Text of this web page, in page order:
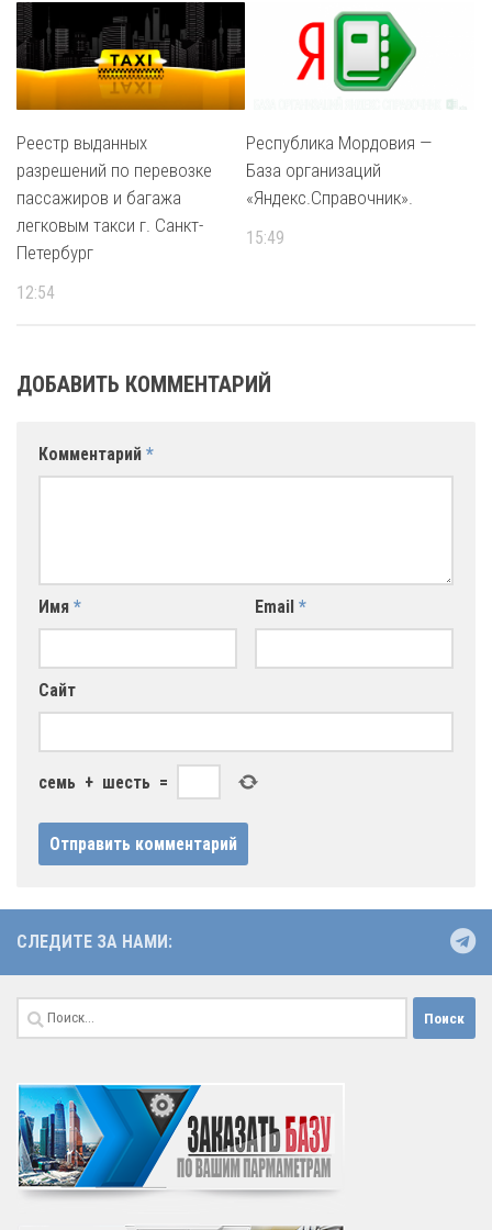
Реестр выданных
разрешений по перевозке
пассажиров и багажа
легковым такси г. Санкт-
Петербург
12:54
Республика Мордовия —
База организаций
«Яндекс.Справочник».
15:49
ДОБАВИТЬ КОММЕНТАРИЙ
Комментарий *
Имя * Email *
Сайт
семь + шесть =
СЛЕДИТЕ ЗА НАМИ:
Найти: